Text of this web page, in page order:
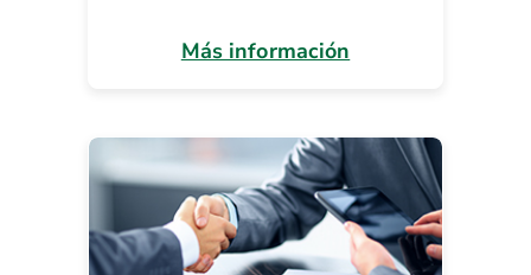
Más información